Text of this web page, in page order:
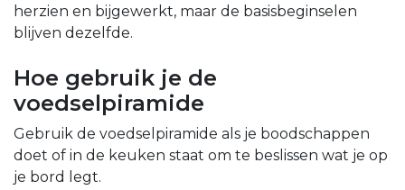
herzien en bijgewerkt, maar de basisbeginselen
blijven dezelfde.
Hoe gebruik je de
voedselpiramide
Gebruik de voedselpiramide als je boodschappen
doet of in de keuken staat om te beslissen wat je op
je bord legt.